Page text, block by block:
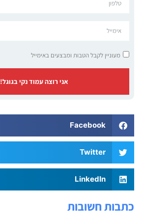
מעוניין לקבל הטבות ומבצעים באימייל
אני רוצה עמוד נקי בגוגל!
Facebook
Twitter
LinkedIn
כתבות חשובות